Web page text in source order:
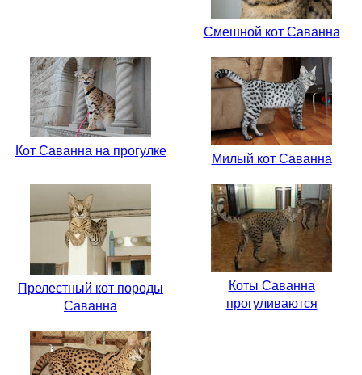
Смешной кот Саванна
Кот Саванна на прогулке
Милый кот Саванна
Прелестный кот породы
Саванна
Коты Саванна
прогуливаются